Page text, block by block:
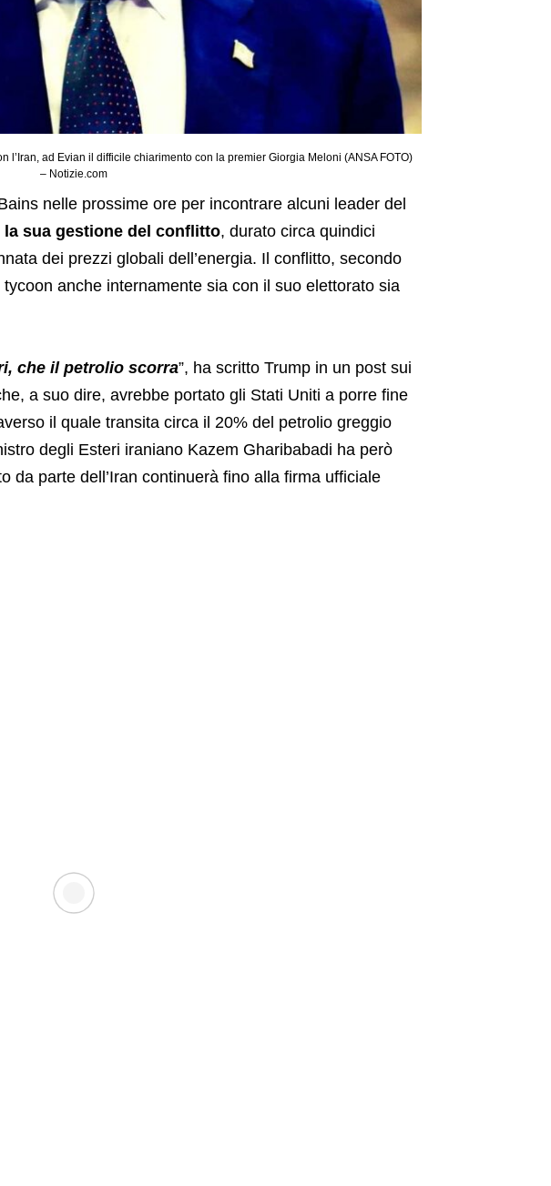
l’Iran, ad Evian il difficile chiarimento con la premier Giorgia Meloni (ANSA FOTO)
– Notizie.com
nelle prossime ore per incontrare alcuni leader del
sua gestione del conflitto, durato circa quindici
dei prezzi globali dell’energia. Il conflitto, secondo
anche internamente sia con il suo elettorato sia
che il petrolio scorra”, ha scritto Trump in un post sui
a suo dire, avrebbe portato gli Stati Uniti a porre fine
il quale transita circa il 20% del petrolio greggio
degli Esteri iraniano Kazem Gharibabadi ha però
da parte dell’Iran continuerà fino alla firma ufficiale